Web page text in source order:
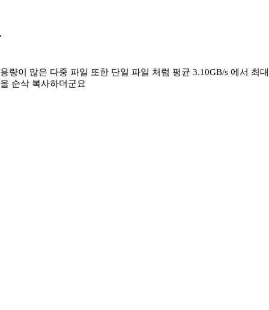
용량이 많은 다중 파일 또한 단일 파일 처럼 평균 3.10GB/s 에서 최
을 순삭 복사하더군요